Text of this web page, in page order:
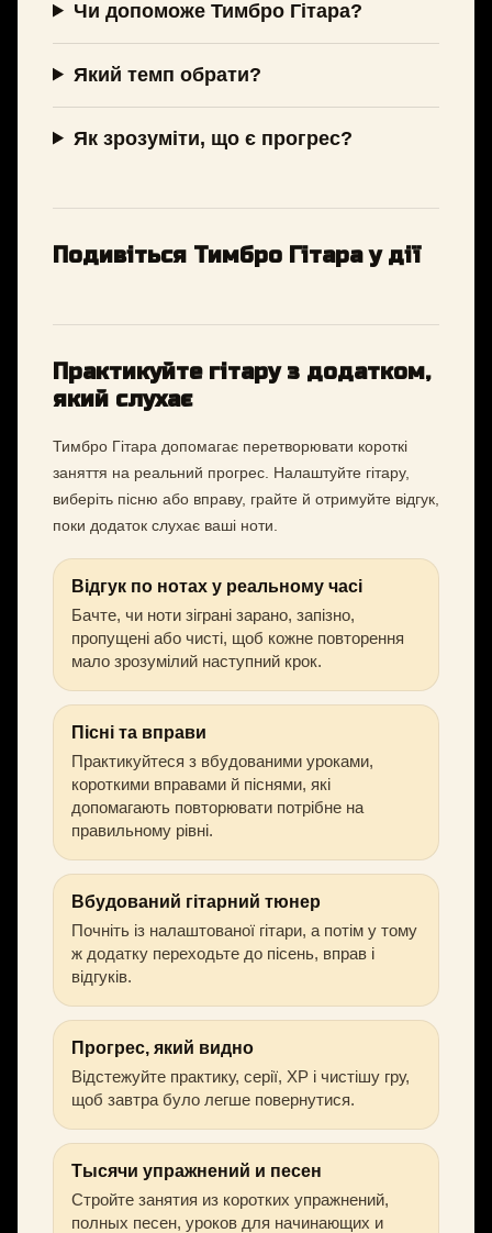
Чи допоможе Тимбро Гітара?
Який темп обрати?
Як зрозуміти, що є прогрес?
Подивіться Тимбро Гітара у дії
Практикуйте гітару з додатком,
який слухає
Тимбро Гітара допомагає перетворювати короткі
заняття на реальний прогрес. Налаштуйте гітару,
виберіть пісню або вправу, грайте й отримуйте відгук,
поки додаток слухає ваші ноти.
Відгук по нотах у реальному часі
Бачте, чи ноти зіграні зарано, запізно,
пропущені або чисті, щоб кожне повторення
мало зрозумілий наступний крок.
Пісні та вправи
Практикуйтеся з вбудованими уроками,
короткими вправами й піснями, які
допомагають повторювати потрібне на
правильному рівні.
Вбудований гітарний тюнер
Почніть із налаштованої гітари, а потім у тому
ж додатку переходьте до пісень, вправ і
відгуків.
Прогрес, який видно
Відстежуйте практику, серії, XP і чистішу гру,
щоб завтра було легше повернутися.
Тысячи упражнений и песен
Стройте занятия из коротких упражнений,
полных песен, уроков для начинающих и